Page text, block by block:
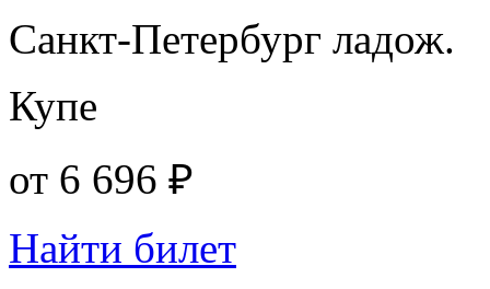
Санкт-Петербург ладож.
Купе
от 6 696 ₽
Найти билет